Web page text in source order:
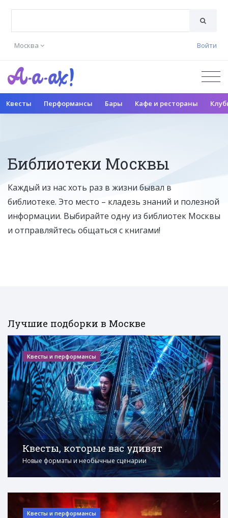
Москва Войти
Квесты Перформансы Бары Кафе и рестораны
Библиотеки Москвы
Каждый из нас хоть раз в жизни бывал в
библиотеке. Это место – кладезь знаний и полезной
информации. Выбирайте одну из библиотек Москвы
и отправляйтесь общаться с книгами!
Лучшие подборки в Москве
Квесты и перформансы
Квесты, которые вас удивят
Новые форматы и необычные сценарии
Квесты и перформансы